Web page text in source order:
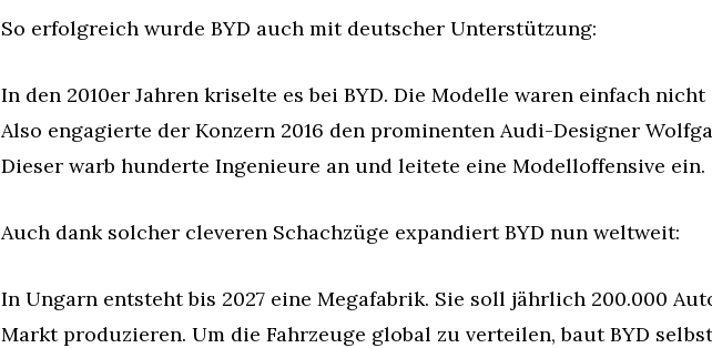
So erfolgreich wurde BYD auch mit deutscher Unterstützung:
In den 2010er Jahren kriselte es bei BYD. Die Modelle waren einfach nicht
Also engagierte der Konzern 2016 den prominenten Audi-Designer
Dieser warb hunderte Ingenieure an und leitete eine Modelloffensive ein.
Auch dank solcher cleveren Schachzüge expandiert BYD nun weltweit:
In Ungarn entsteht bis 2027 eine Megafabrik. Sie soll jährlich 200.000
Markt produzieren. Um die Fahrzeuge global zu verteilen, baut BYD